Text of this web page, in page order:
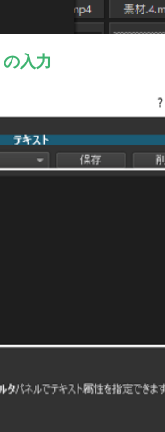
入力